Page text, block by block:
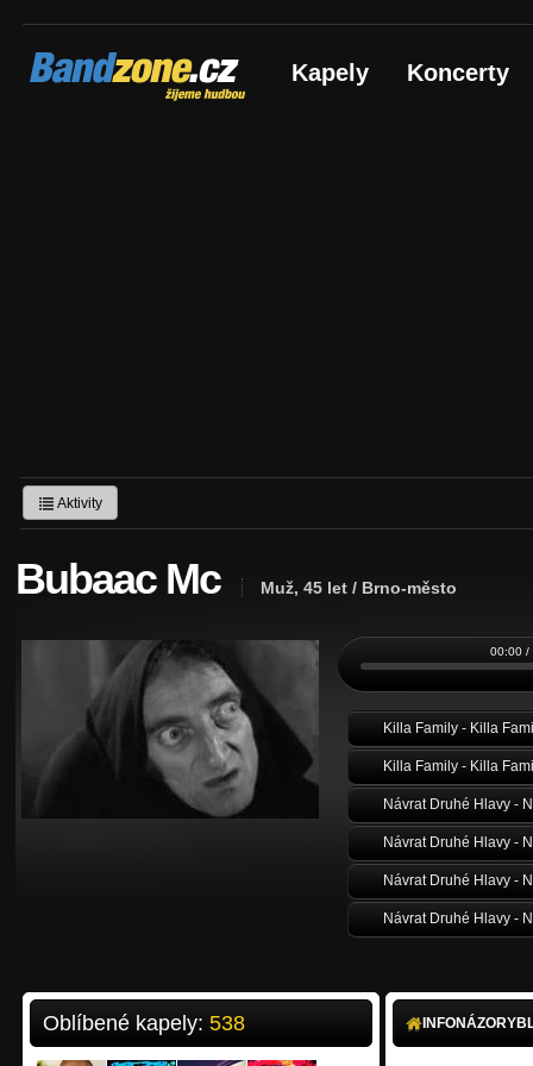
Bandzone.cz
žijeme hudbou Kapely Koncerty
Aktivity
Bubaac Mc Muž, 45 let / Brno-město
00:00 /
Killa Family - Killa
Killa Family - Killa
Návrat Druhé Hlavy -
Návrat Druhé Hlavy -
Oblíbené kapely: 538 INFONÁZORY